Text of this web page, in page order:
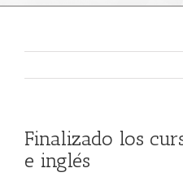
Finalizado los
e inglés